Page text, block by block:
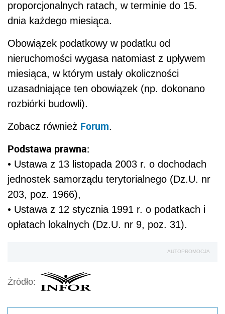
proporcjonalnych ratach, w terminie do 15.
dnia każdego miesiąca.
Obowiązek podatkowy w podatku od
nieruchomości wygasa natomiast z upływem
miesiąca, w którym ustały okoliczności
uzasadniające ten obowiązek (np. dokonano
rozbiórki budowli).
Zobacz również Forum.
Podstawa prawna:
• Ustawa z 13 listopada 2003 r. o dochodach
jednostek samorządu terytorialnego (Dz.U. nr
203, poz. 1966),
• Ustawa z 12 stycznia 1991 r. o podatkach i
opłatach lokalnych (Dz.U. nr 9, poz. 31).
AUTOPROMOCJA
Źródło: